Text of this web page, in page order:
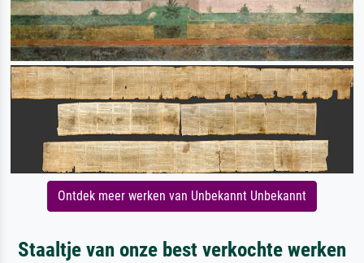
Ontdek meer werken van Unbekannt Unbekannt
Staaltje van onze best verkochte werken